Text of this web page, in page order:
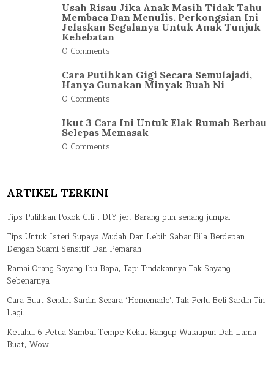
Usah Risau Jika Anak Masih Tidak Tahu
Membaca Dan Menulis. Perkongsian Ini
Jelaskan Segalanya Untuk Anak Tunjuk
Kehebatan
0 Comments
Cara Putihkan Gigi Secara Semulajadi,
Hanya Gunakan Minyak Buah Ni
0 Comments
Ikut 3 Cara Ini Untuk Elak Rumah Berbau
Selepas Memasak
0 Comments
ARTIKEL TERKINI
Tips Pulihkan Pokok Cili… DIY jer, Barang pun senang jumpa.
Tips Untuk Isteri Supaya Mudah Dan Lebih Sabar Bila Berdepan
Dengan Suami Sensitif Dan Pemarah
Ramai Orang Sayang Ibu Bapa, Tapi Tindakannya Tak Sayang
Sebenarnya
Cara Buat Sendiri Sardin Secara ‘Homemade’. Tak Perlu Beli Sardin Tin
Lagi!
Ketahui 6 Petua Sambal Tempe Kekal Rangup Walaupun Dah Lama
Buat, Wow